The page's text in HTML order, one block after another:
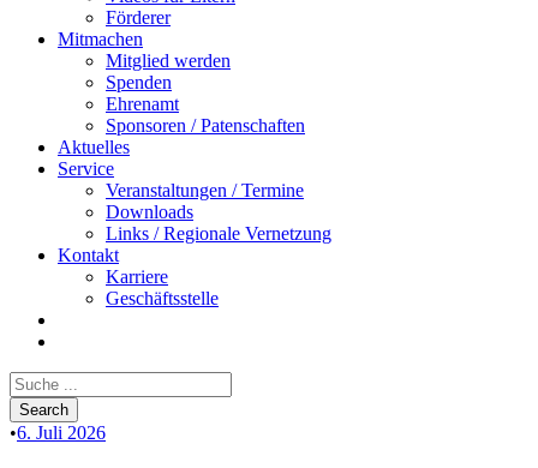
Förderer
Mitmachen
Mitglied werden
Spenden
Ehrenamt
Sponsoren / Patenschaften
Aktuelles
Service
Veranstaltungen / Termine
Downloads
Links / Regionale Vernetzung
Kontakt
Karriere
Geschäftsstelle
•6. Juli 2026